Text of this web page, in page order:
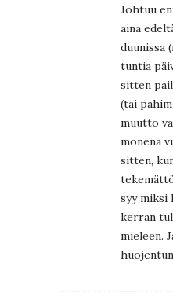
Johtuu
aina
duunissa
tuntia
sitten
(tai
muutto
monena
sitten,
syy miksi
kerran
mieleen.